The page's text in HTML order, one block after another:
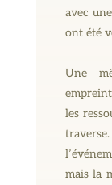
avec
ont été
Une
les
mais la